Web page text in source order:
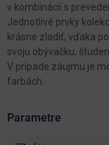
v kombinácii s
Jednotlivé prvky
krásne zladiť, vďaka
svoju obývačku,
V prípade záujmu je
farbách.
Parametre